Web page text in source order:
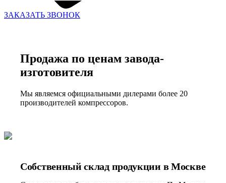
ЗАКАЗАТЬ ЗВОНОК
Продажа по ценам завода-
изготовителя
Мы являемся официальными дилерами более 20
производителей компрессоров.
Собственный склад продукции в Москве